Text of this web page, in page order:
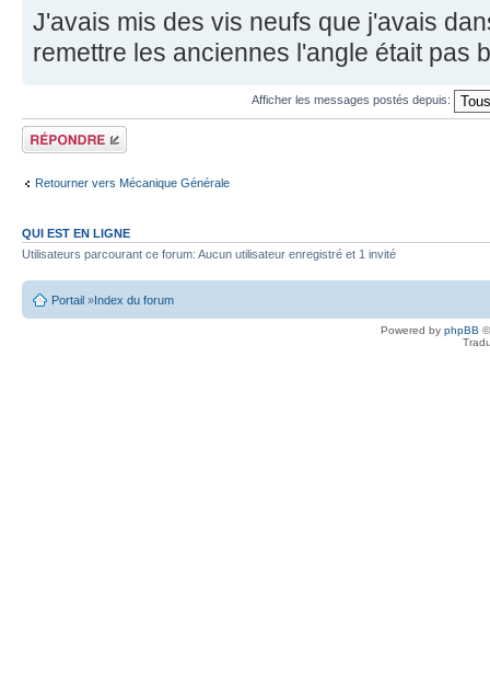
J'avais mis des vis neufs que j'avais
remettre les anciennes l'angle était pas
Afficher les messages postés depuis:
Écrire un
commentaire
Retourner vers Mécanique Générale
QUI EST EN LIGNE
Utilisateurs parcourant ce forum: Aucun utilisateur enregistré et 1 invité
Portail »Index du forum
Powered by phpBB